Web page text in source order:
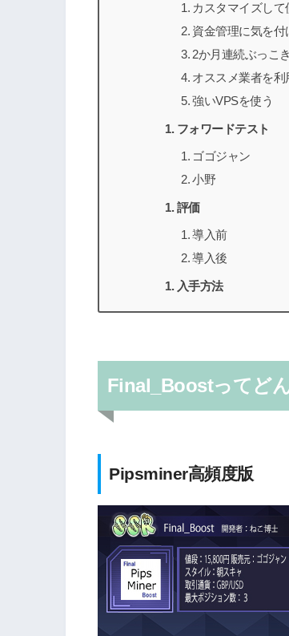
カスタマイズして
資金管理に気を付
2か月連続ぶっこ
オススメ業者を利
強いVPSを使う
フォワードテスト
ゴゴジャン
小野
評価
導入前
導入後
入手方法
Final_Boostってど
Pipsminer高頻度版